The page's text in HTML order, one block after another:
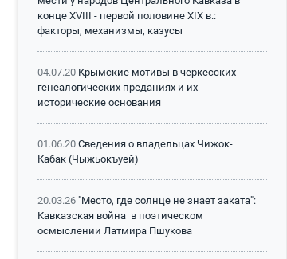
конце XVIII - первой половине XIX в.:
факторы, механизмы, казусы
04.07.20 Крымские мотивы в черкесских
генеалогических преданиях и их
исторические основания
01.06.20 Сведения о владельцах Чижок-
Кабак (Чыжьокъуей)
20.03.26 "Место, где солнце не знает заката":
Кавказская война в поэтическом
осмыслении Латмира Пшукова